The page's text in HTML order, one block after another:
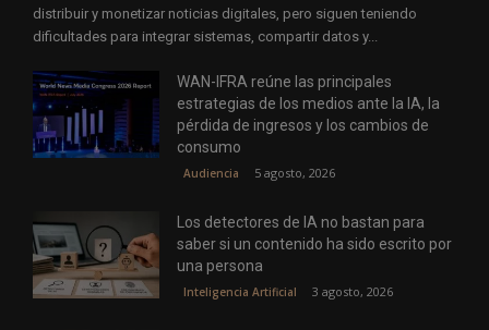
distribuir y monetizar noticias digitales, pero siguen teniendo
dificultades para integrar sistemas, compartir datos y...
WAN-IFRA reúne las principales
estrategias de los medios ante la IA, la
pérdida de ingresos y los cambios de
consumo
Audiencia 5 agosto, 2026
Los detectores de IA no bastan para
saber si un contenido ha sido escrito por
una persona
Inteligencia Artificial 3 agosto, 2026